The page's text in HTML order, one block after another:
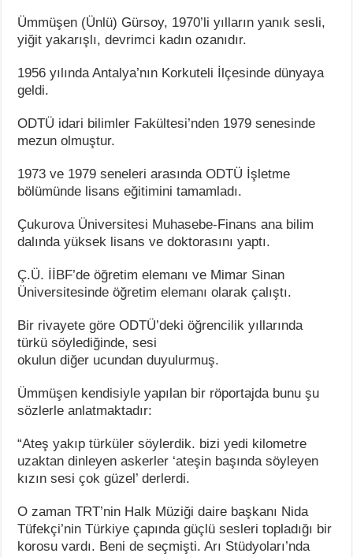
Ümmüşen (Ünlü) Gürsoy, 1970’li yılların yanık sesli,
yiğit yakarışlı, devrimci kadın ozanıdır.
1956 yılında Antalya’nın Korkuteli İlçesinde dünyaya
geldi.
ODTÜ idari bilimler Fakültesi’nden 1979 senesinde
mezun olmuştur.
1973 ve 1979 seneleri arasında ODTÜ İşletme
bölümünde lisans eğitimini tamamladı.
Çukurova Üniversitesi Muhasebe-Finans ana bilim
dalında yüksek lisans ve doktorasını yaptı.
Ç.Ü. İİBF’de öğretim elemanı ve Mimar Sinan
Üniversitesinde öğretim elemanı olarak çalıştı.
Bir rivayete göre ODTÜ’deki öğrencilik yıllarında
türkü söylediğinde, sesi
okulun diğer ucundan duyulurmuş.
Ümmüşen kendisiyle yapılan bir röportajda bunu şu
sözlerle anlatmaktadır:
“Ateş yakıp türküler söylerdik. bizi yedi kilometre
uzaktan dinleyen askerler ‘ateşin başında söyleyen
kızın sesi çok güzel’ derlerdi.
O zaman TRT’nin Halk Müziği daire başkanı Nida
Tüfekçi’nin Türkiye çapında güçlü sesleri topladığı bir
korosu vardı. Beni de seçmişti. Arı Stüdyoları’nda